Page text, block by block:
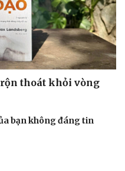
thoát khỏi vòng
bạn không đáng tin